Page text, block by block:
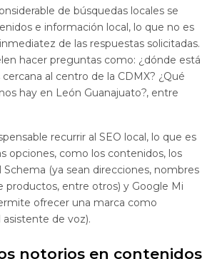
de búsquedas locales se
e información local, lo que no es
de las respuestas solicitadas.
hacer preguntas como: ¿dónde está
al centro de la CDMX? ¿Qué
hay en León Guanajuato?, entre
recurrir al SEO local, lo que es
opciones, como los contenidos, los
(ya sean direcciones, nombres
productos, entre otros) y Google Mi
ofrecer una marca como
asistente de voz).
notorios en contenidos